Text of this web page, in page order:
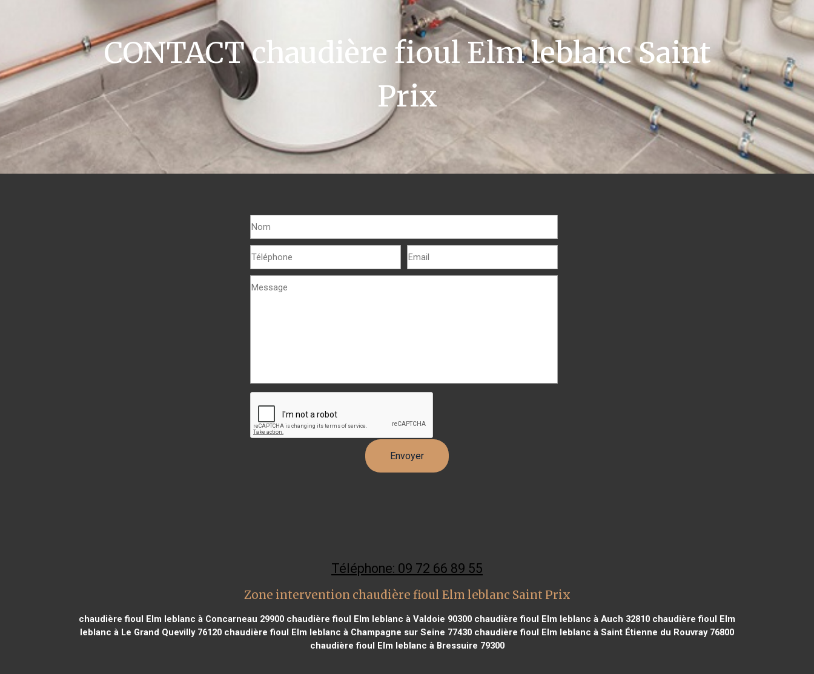
CONTACT chaudière fioul Elm leblanc Saint
Prix
Téléphone: 09 72 66 89 55
Zone intervention chaudière fioul Elm leblanc Saint Prix
chaudière fioul Elm leblanc à Concarneau 29900 chaudière fioul Elm leblanc à Valdoie 90300 chaudière fioul Elm leblanc à Auch 32810 chaudière fioul Elm
leblanc à Le Grand Quevilly 76120 chaudière fioul Elm leblanc à Champagne sur Seine 77430 chaudière fioul Elm leblanc à Saint Étienne du Rouvray 76800
chaudière fioul Elm leblanc à Bressuire 79300